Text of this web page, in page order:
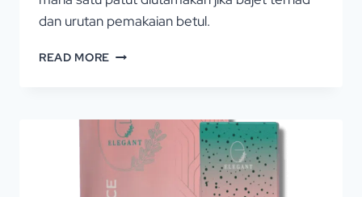
dan urutan pemakaian betul.
READ MORE